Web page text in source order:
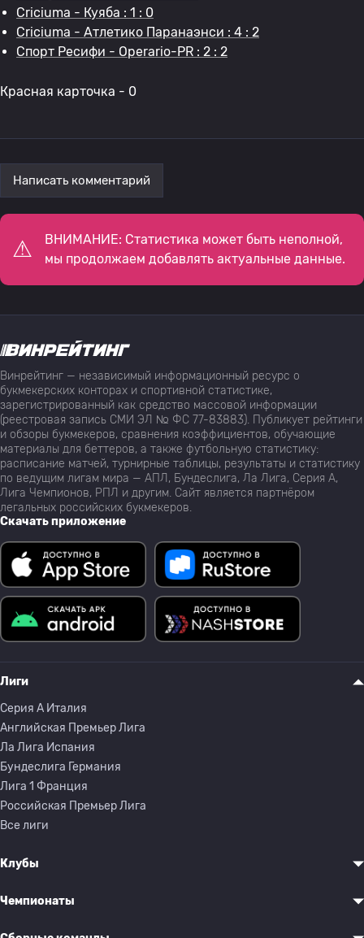
Criciuma - Куяба : 1 : 0
Criciuma - Атлетико Паранаэнси : 4 : 2
Спорт Ресифи - Operario-PR : 2 : 2
Красная карточка - 0
Написать комментарий
ВНИМАНИЕ: Статистика может быть неполной,
мы продолжаем добавлять актуальные данные.
Винрейтинг — независимый информационный ресурс о
букмекерских конторах и спортивной статистике,
зарегистрированный как средство массовой информации
(реестровая запись СМИ ЭЛ № ФС 77-83883). Публикует рейтинги
и обзоры букмекеров, сравнения коэффициентов, обучающие
материалы для беттеров, а также футбольную статистику:
расписание матчей, турнирные таблицы, результаты и статистику
по ведущим лигам мира — АПЛ, Бундеслига, Ла Лига, Серия А,
Лига Чемпионов, РПЛ и другим. Сайт является партнёром
легальных российских букмекеров.
Скачать приложение
Лиги
Серия A Италия
Английская Премьер Лига
Ла Лига Испания
Бундеслига Германия
Лига 1 Франция
Российская Премьер Лига
Все лиги
Клубы
Чемпионаты